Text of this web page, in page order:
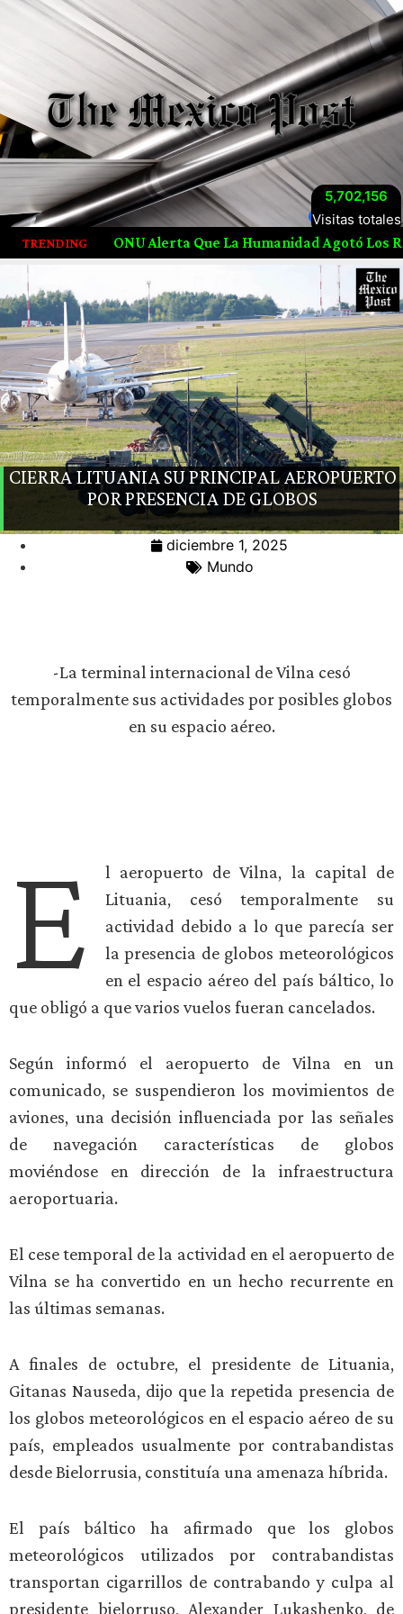
Visitas totales
5,702,156
TRENDING
ONU Alerta Que La Humanidad Agotó Los Recursos
CIERRA LITUANIA SU PRINCIPAL AEROPUERTO
POR PRESENCIA DE GLOBOS
diciembre 1, 2025
Mundo
-La terminal internacional de Vilna cesó
temporalmente sus actividades por posibles globos
en su espacio aéreo.
E
l aeropuerto de Vilna, la capital de
Lituania, cesó temporalmente su
actividad debido a lo que parecía ser
la presencia de globos meteorológicos
en el espacio aéreo del país báltico, lo
que obligó a que varios vuelos fueran cancelados.
Según informó el aeropuerto de Vilna en un
comunicado, se suspendieron los movimientos de
aviones, una decisión influenciada por las señales
de navegación características de globos
moviéndose en dirección de la infraestructura
aeroportuaria.
El cese temporal de la actividad en el aeropuerto de
Vilna se ha convertido en un hecho recurrente en
las últimas semanas.
A finales de octubre, el presidente de Lituania,
Gitanas Nauseda, dijo que la repetida presencia de
los globos meteorológicos en el espacio aéreo de su
país, empleados usualmente por contrabandistas
desde Bielorrusia, constituía una amenaza híbrida.
El país báltico ha afirmado que los globos
meteorológicos utilizados por contrabandistas
transportan cigarrillos de contrabando y culpa al
presidente bielorruso, Alexander Lukashenko, de